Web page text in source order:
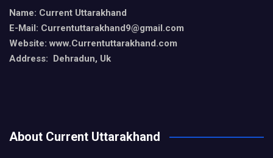
Name: Current Uttarakhand
E-Mail: Currentuttarakhand9@gmail.com
Website: www.Currentuttarakhand.com
Address: Dehradun, Uk
About Current Uttarakhand